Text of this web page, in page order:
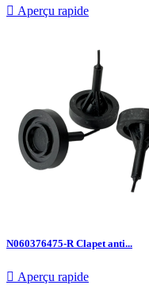
 Aperçu rapide
N060376475-R Clapet anti...
 Aperçu rapide